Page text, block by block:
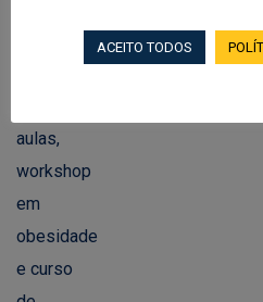
de
e
ACEITO TODOS